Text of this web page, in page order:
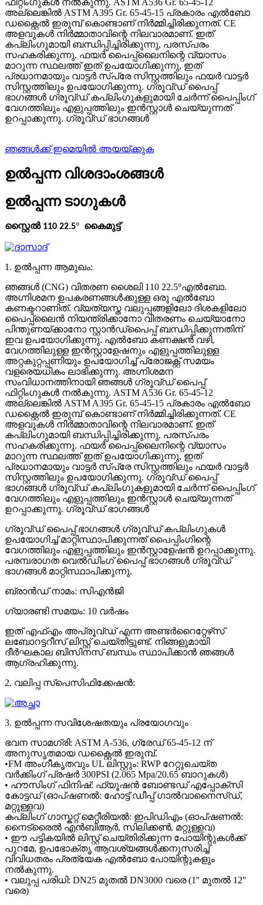
അല്ലെങ്കിൽ ASTM A395 Gr. 65-45-15 പ്രകാരം എൽബോ
ഡക്റ്റൈൽ ഇരുമ്പ് കൊണ്ടാണ് നിർമ്മിച്ചിരിക്കുന്നത്. CE
അളവുകൾ നിർമ്മാതാവിന്റെ നിലവാരമാണ്. ഇത്
കപ്ലിംഗുമായി ബന്ധിപ്പിച്ചിരിക്കുന്നു, പരസ്പരം
സഹകരിക്കുന്നു. ഫയർ പൈപ്പ്ലൈനിന്റെ വ്യാസം
മാറുന്ന സ്ഥലത്ത് ഇത് ഉപയോഗിക്കുന്നു, ഇത്
പ്രധാനമായും വാട്ടർ സ്പ്രേ സിസ്റ്റത്തിലും ഫയർ വാട്ടർ
സിസ്റ്റത്തിലും ഉപയോഗിക്കുന്നു. ഗ്രൂവ്ഡ് പൈപ്പ്
ഭാഗങ്ങൾ ഗ്രൂവ്ഡ് കപ്ലിംഗുകളുമായി ചേർന്ന് പൈപ്പിംഗ്
വേഗത്തിലും എളുപ്പത്തിലും ഇൻസ്റ്റാൾ ചെയ്യുന്നത്
ഉറപ്പാക്കുന്നു. ഗ്രൂവ്ഡ് ഭാഗങ്ങൾ
ഞങ്ങൾക്ക് ഇമെയിൽ അയയ്ക്കുക
ഉൽപ്പന്ന വിശദാംശങ്ങൾ
ഉൽപ്പന്ന ടാഗുകൾ
സ്റ്റൈൽ 110 22.5° കൈമുട്ട്
1. ഉൽപ്പന്ന ആമുഖം:
ഞങ്ങൾ (CNG) വിതരണ ശൈലി 110 22.5°എൽബോ.
അഗ്നിശമന ഉപകരണങ്ങൾക്കുള്ള ഒരു എൽബോ
കണക്ടറാണിത്. വ്യത്യസ്ത വലുപ്പങ്ങളിലോ ദിശകളിലോ
പൈപ്പ്‌ലൈൻ നിയന്ത്രിക്കാനോ വിതരണം ചെയ്യാനോ
പിന്തുണയ്ക്കാനോ സ്റ്റാൻഡ്‌പൈപ്പ് ബന്ധിപ്പിക്കുന്നതിന്
ഇവ ഉപയോഗിക്കുന്നു. എൽബോ കണക്ഷൻ വഴി,
വേഗത്തിലുള്ള ഇൻസ്റ്റാളേഷനും എളുപ്പത്തിലുള്ള
അറ്റകുറ്റപ്പണിയും ഉപയോഗിച്ച് പ്രോജക്റ്റ് സമയം
വളരെയധികം ലാഭിക്കുന്നു. അഗ്നിശമന
സംവിധാനത്തിനായി ഞങ്ങൾ ഗ്രൂവ്ഡ് പൈപ്പ്
ഫിറ്റിംഗുകൾ നൽകുന്നു. ASTM A536 Gr. 65-45-12
അല്ലെങ്കിൽ ASTM A395 Gr. 65-45-15 പ്രകാരം എൽബോ
ഡക്റ്റൈൽ ഇരുമ്പ് കൊണ്ടാണ് നിർമ്മിച്ചിരിക്കുന്നത്. CE
അളവുകൾ നിർമ്മാതാവിന്റെ നിലവാരമാണ്. ഇത്
കപ്ലിംഗുമായി ബന്ധിപ്പിച്ചിരിക്കുന്നു, പരസ്പരം
സഹകരിക്കുന്നു. ഫയർ പൈപ്പ്ലൈനിന്റെ വ്യാസം
മാറുന്ന സ്ഥലത്ത് ഇത് ഉപയോഗിക്കുന്നു, ഇത്
പ്രധാനമായും വാട്ടർ സ്പ്രേ സിസ്റ്റത്തിലും ഫയർ വാട്ടർ
സിസ്റ്റത്തിലും ഉപയോഗിക്കുന്നു. ഗ്രൂവ്ഡ് പൈപ്പ്
ഭാഗങ്ങൾ ഗ്രൂവ്ഡ് കപ്ലിംഗുകളുമായി ചേർന്ന് പൈപ്പിംഗ്
വേഗത്തിലും എളുപ്പത്തിലും ഇൻസ്റ്റാൾ ചെയ്യുന്നത്
ഉറപ്പാക്കുന്നു. ഗ്രൂവ്ഡ് ഭാഗങ്ങൾ
ഗ്രൂവ്ഡ് പൈപ്പ് ഭാഗങ്ങൾ ഗ്രൂവ്ഡ് കപ്ലിംഗുകൾ
ഉപയോഗിച്ച് മാറ്റിസ്ഥാപിക്കുന്നത് പൈപ്പിംഗിന്റെ
വേഗത്തിലും എളുപ്പത്തിലും ഇൻസ്റ്റാളേഷൻ ഉറപ്പാക്കുന്നു.
പരമ്പരാഗത വെൽഡിംഗ് പൈപ്പ് ഭാഗങ്ങൾ ഗ്രൂവ്ഡ്
ഭാഗങ്ങൾ മാറ്റിസ്ഥാപിക്കുന്നു.
ബ്രാൻഡ് നാമം: സിഎൻജി
ഗ്യാരണ്ടി സമയം: 10 വർഷം
ഇത് എഫ്എം അപ്രൂവ്ഡ് എന്ന അണ്ടർറൈറ്റേഴ്‌സ്
ലബോറട്ടറീസ് ലിസ്റ്റ് ചെയ്തിട്ടുണ്ട്. നിങ്ങളുമായി
ദീർഘകാല ബിസിനസ് ബന്ധം സ്ഥാപിക്കാൻ ഞങ്ങൾ
ആഗ്രഹിക്കുന്നു.
2. വലിപ്പ സ്പെസിഫിക്കേഷൻ:
3. ഉൽപ്പന്ന സവിശേഷതയും പ്രയോഗവും
ഭവന സാമഗ്രി: ASTM A-536, ഗ്രേഡ് 65-45-12 ന്
അനുസൃതമായ ഡക്റ്റൈൽ ഇരുമ്പ്.
•FM അംഗീകൃതവും UL ലിസ്റ്റും: RWP റേറ്റുചെയ്ത
വർക്കിംഗ് പ്രഷർ 300PSI (2.065 Mpa/20.65 ബാറുകൾ)
• ഹൗസിംഗ് ഫിനിഷ്: ഫ്യൂഷൻ ബോണ്ടഡ് എപ്പോക്സി
കോട്ടഡ് (ഓപ്ഷണൽ: ഹോട്ട് ഡീപ്പ് ഗാൽവാനൈസ്ഡ്,
മറ്റുള്ളവ)
കപ്ലിംഗ് ഗാസ്കറ്റ് മെറ്റീരിയൽ: ഇപിഡിഎം (ഓപ്ഷണൽ:
നൈട്രൈൽ എൻബിആർ, സിലിക്കൺ, മറ്റുള്ളവ)
• ഈ പട്ടികയിൽ ലിസ്റ്റ് ചെയ്തിരിക്കുന്ന പോയിന്റുകൾക്ക്
പുറമേ, ഉപഭോക്തൃ ആവശ്യങ്ങൾക്കനുസരിച്ച്
വിവിധതരം പ്രത്യേക എൽബോ പോയിന്റുകളും
നൽകുന്നു.
• വലുപ്പ പരിധി: DN25 മുതൽ DN3000 വരെ (1'' മുതൽ 12''
വരെ)